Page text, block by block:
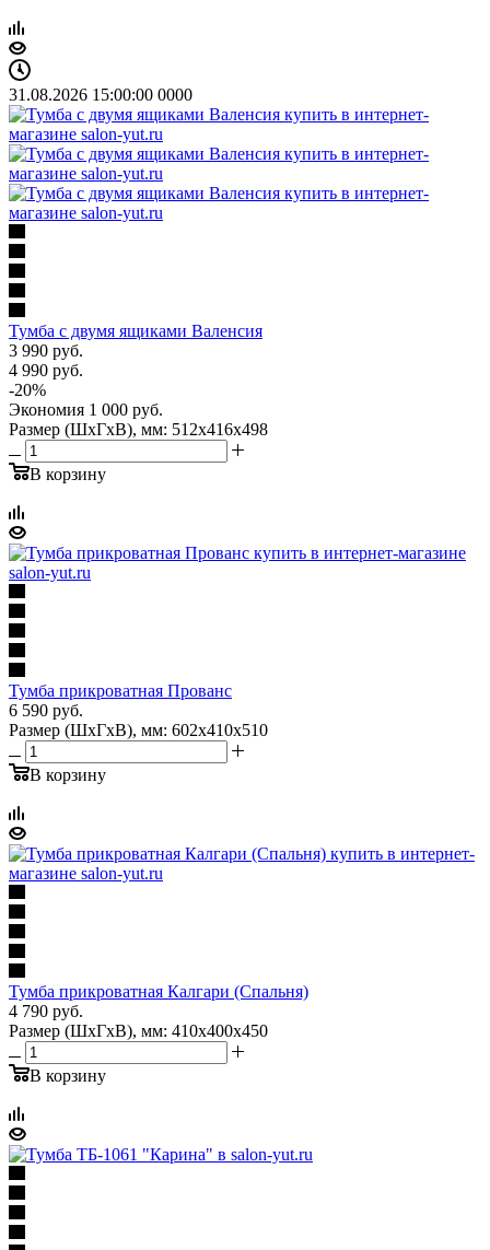
31.08.2026 15:00:00 0000
Тумба с двумя ящиками Валенсия
3 990 руб.
4 990 руб.
-20%
Экономия 1 000 руб.
Размер (ШхГхВ), мм: 512х416х498
В корзину
Тумба прикроватная Прованс
6 590 руб.
Размер (ШхГхВ), мм: 602х410х510
В корзину
Тумба прикроватная Калгари (Спальня)
4 790 руб.
Размер (ШхГхВ), мм: 410х400х450
В корзину